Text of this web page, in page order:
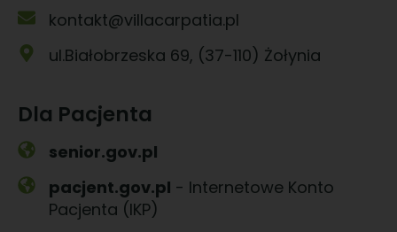
kontakt@villacarpatia.pl
ul.Białobrzeska 69, (37-110) Żołynia
Dla Pacjenta
senior.gov.pl
pacjent.gov.pl - Internetowe Konto
Pacjenta (IKP)